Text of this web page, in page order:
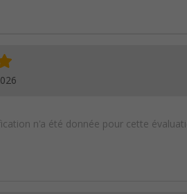
n'a été donnée pour cette